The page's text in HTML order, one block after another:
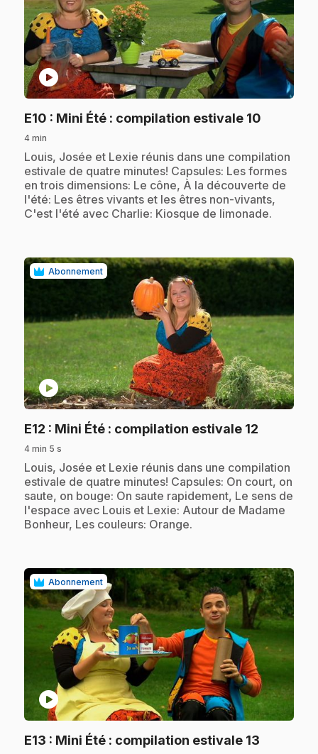
play_circle
E10 : Mini Été : compilation estivale 10
4 min
.Louis, Josée et Lexie réunis dans une compilation
estivale de quatre minutes! Capsules: Les formes
en trois dimensions: Le cône, À la découverte de
l'été: Les êtres vivants et les êtres non-vivants,
C'est l'été avec Charlie: Kiosque de limonade.
Abonnement
play_circle
E12 : Mini Été : compilation estivale 12
4 min 5 s
.Louis, Josée et Lexie réunis dans une compilation
estivale de quatre minutes! Capsules: On court, on
saute, on bouge: On saute rapidement, Le sens de
l'espace avec Louis et Lexie: Autour de Madame
Bonheur, Les couleurs: Orange.
Abonnement
play_circle
E13 : Mini Été : compilation estivale 13